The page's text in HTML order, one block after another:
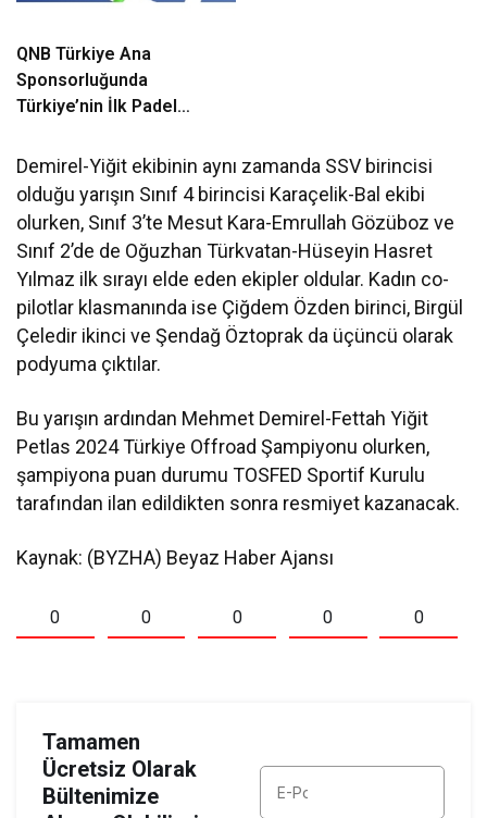
QNB Türkiye Ana
Sponsorluğunda
Türkiye’nin İlk Padel
Başlıyor
Demirel-Yiğit ekibinin aynı zamanda SSV birincisi
olduğu yarışın Sınıf 4 birincisi Karaçelik-Bal ekibi
olurken, Sınıf 3’te Mesut Kara-Emrullah Gözüboz ve
Sınıf 2’de de Oğuzhan Türkvatan-Hüseyin Hasret
Yılmaz ilk sırayı elde eden ekipler oldular. Kadın co-
pilotlar klasmanında ise Çiğdem Özden birinci, Birgül
Çeledir ikinci ve Şendağ Öztoprak da üçüncü olarak
podyuma çıktılar.
Bu yarışın ardından Mehmet Demirel-Fettah Yiğit
Petlas 2024 Türkiye Offroad Şampiyonu olurken,
şampiyona puan durumu TOSFED Sportif Kurulu
tarafından ilan edildikten sonra resmiyet kazanacak.
Kaynak: (BYZHA) Beyaz Haber Ajansı
0 0 0 0 0
Tamamen
Ücretsiz Olarak
Bültenimize